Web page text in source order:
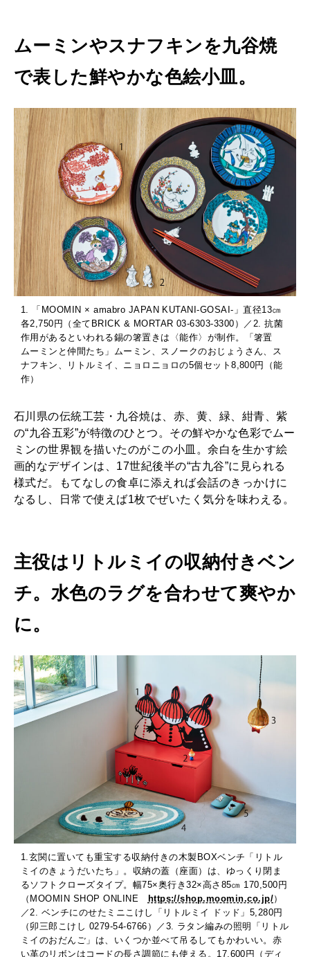
ムーミンやスナフキンを九谷焼
で表した鮮やかな色絵小皿。
1. 「MOOMIN × amabro JAPAN KUTANI-GOSAI-」直径13㎝
各2,750円（全てBRICK & MORTAR 03-6303-3300）／2. 抗菌
作用があるといわれる錫の箸置きは〈能作〉が制作。「箸置
ムーミンと仲間たち」ムーミン、スノークのおじょうさん、ス
ナフキン、リトルミイ、ニョロニョロの5個セット8,800円（能
作）
石川県の伝統工芸・九谷焼は、赤、黄、緑、紺青、紫
の“九谷五彩”が特徴のひとつ。その鮮やかな色彩でムー
ミンの世界観を描いたのがこの小皿。余白を生かす絵
画的なデザインは、17世紀後半の“古九谷”に見られる
様式だ。もてなしの食卓に添えれば会話のきっかけに
なるし、日常で使えば1枚でぜいたく気分を味わえる。
主役はリトルミイの収納付きベン
チ。水色のラグを合わせて爽やか
に。
1.玄関に置いても重宝する収納付きの木製BOXベンチ「リトル
ミイのきょうだいたち」。収納の蓋（座面）は、ゆっくり閉ま
るソフトクローズタイプ。幅75×奥行き32×高さ85㎝ 170,500円
（MOOMIN SHOP ONLINE
https://shop.moomin.co.jp/）
／2. ベンチにのせたミニこけし「リトルミイ ドッド」5,280円
（卯三郎こけし 0279-54-6766）／3. ラタン編みの照明「リトル
ミイのおだんご」は、いくつか並べて吊るしてもかわいい。赤
い革のリボンはコードの長さ調節にも使える。17,600円（ディ